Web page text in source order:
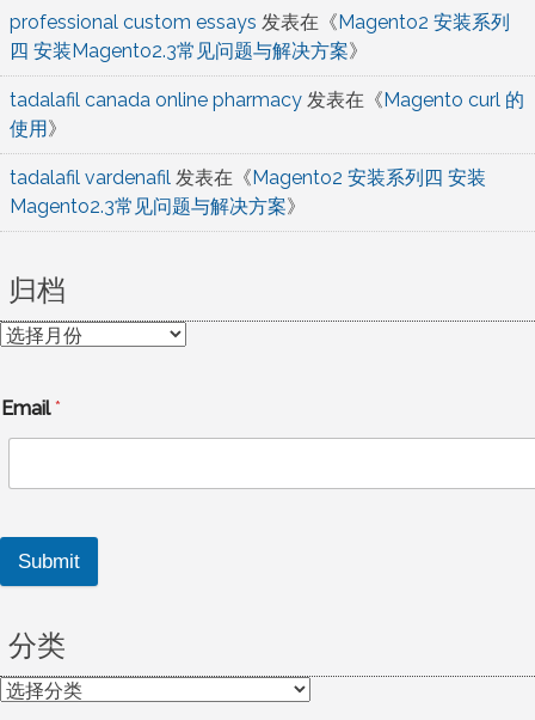
professional custom essays 发表在《Magento2 安装系列
四 安装Magento2.3常见问题与解决方案》
tadalafil canada online pharmacy 发表在《Magento curl 的
使用》
tadalafil vardenafil 发表在《Magento2 安装系列四 安装
Magento2.3常见问题与解决方案》
归档
归
Email*
Submit
分类
分